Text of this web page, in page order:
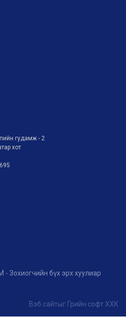
гудамж - 2
хот
Зохиогчийн бүх эрх хуулиар
Вэб сайтыг Грийн софт ХХК